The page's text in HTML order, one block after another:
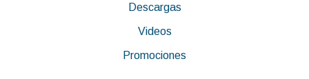
Descargas
Videos
Promociones